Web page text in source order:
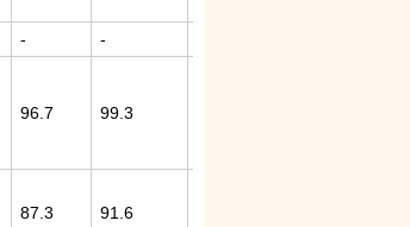
- -
96.7 99.3
87.3 91.6